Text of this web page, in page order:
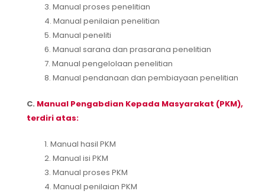
3. Manual proses penelitian
4. Manual penilaian penelitian
5. Manual peneliti
6. Manual sarana dan prasarana penelitian
7. Manual pengelolaan penelitian
8. Manual pendanaan dan pembiayaan penelitian
C. Manual Pengabdian Kepada Masyarakat (PKM),
terdiri atas:
1. Manual hasil PKM
2. Manual isi PKM
3. Manual proses PKM
4. Manual penilaian PKM